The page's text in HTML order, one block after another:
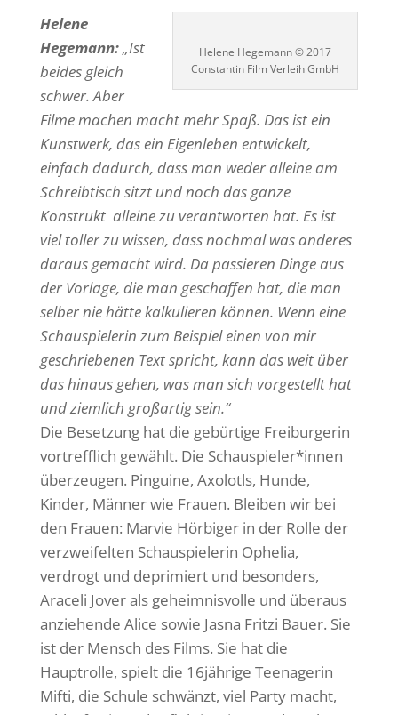
Helene Hegemann © 2017
Constantin Film Verleih GmbH
Helene
Hegemann:„Ist
beides gleich
schwer. Aber
Filme machen macht mehr Spaß. Das ist ein
Kunstwerk, das ein Eigenleben entwickelt,
einfach dadurch, dass man weder alleine am
Schreibtisch sitzt und noch das ganze
Konstrukt alleine zu verantworten hat. Es ist
viel toller zu wissen, dass nochmal was anderes
daraus gemacht wird. Da passieren Dinge aus
der Vorlage, die man geschaffen hat, die man
selber nie hätte kalkulieren können. Wenn eine
Schauspielerin zum Beispiel einen von mir
geschriebenen Text spricht, kann das weit über
das hinaus gehen, was man sich vorgestellt hat
und ziemlich großartig sein.“
Die Besetzung hat die gebürtige Freiburgerin
vortrefflich gewählt. Die Schauspieler*innen
überzeugen. Pinguine, Axolotls, Hunde,
Kinder, Männer wie Frauen. Bleiben wir bei
den Frauen: Marvie Hörbiger in der Rolle der
verzweifelten Schauspielerin Ophelia,
verdrogt und deprimiert und besonders,
Araceli Jover als geheimnisvolle und überaus
anziehende Alice sowie Jasna Fritzi Bauer. Sie
ist der Mensch des Films. Sie hat die
Hauptrolle, spielt die 16jährige Teenagerin
Mifti, die Schule schwänzt, viel Party macht,